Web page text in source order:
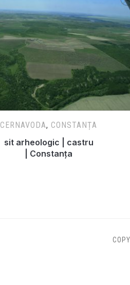
CERNAVODA, CONSTANȚA
sit arheologic | castru
| Constanța